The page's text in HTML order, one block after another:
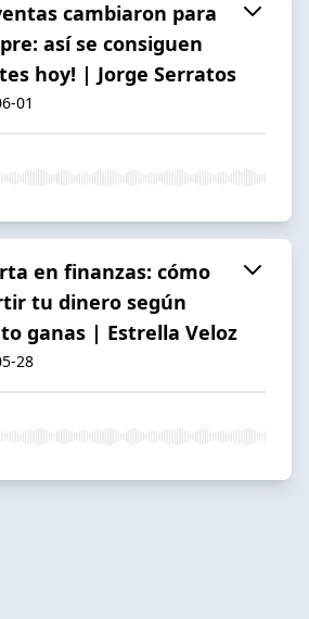
cambiaron para
así se consiguen
hoy! | Jorge Serratos
01
en finanzas: cómo
tu dinero según
ganas | Estrella Veloz
28